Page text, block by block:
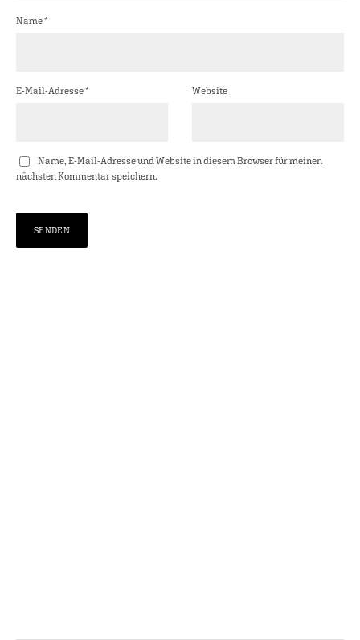
Name*
E-Mail-Adresse* Website
Name, E-Mail-Adresse und Website in diesem Browser für meinen
nächsten Kommentar speichern.